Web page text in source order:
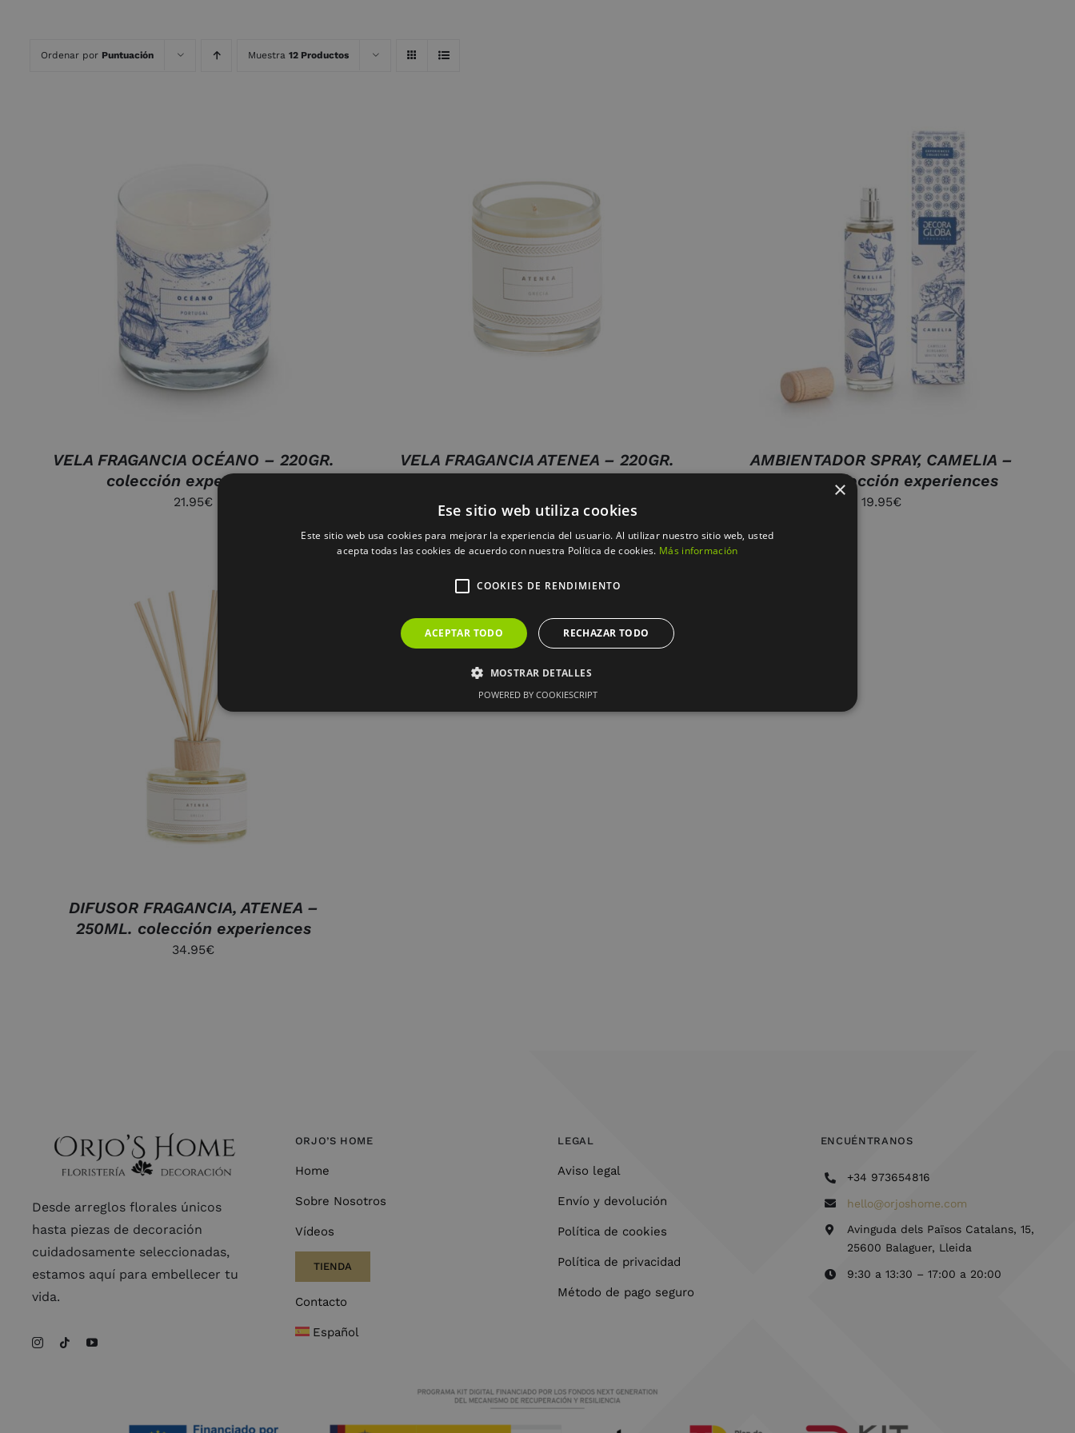
Ordenar por Puntuación Muestra 12 Productos
AÑADIR AL CARRITO / QUICK VIEW
VELA FRAGANCIA OCÉANO – 220GR.
colección experiences
21.95€
AÑADIR AL CARRITO
VELA FRAGANCIA ATENEA – 220GR.
21.95 €
AÑADIR AL CARRITO QUICK VIEW
AMBIENTADOR SPRAY, CAMELIA –
100ML. colección experiences
19.95€
AÑADIR AL CARRITO /
DIFUSOR FRAGANCIA, ATENEA –
250ML. colección experiences
34.95€
Desde arreglos florales únicos
hasta piezas de decoración
cuidadosamente seleccionadas,
estamos aquí para embellecer tu
vida.
ORJO’S HOME
Home
Sobre Nosotros
Vídeos
TIENDA
Contacto
Español
LEGAL
Aviso legal
Envío y devolución
Política de cookies
Política de privacidad
Método de pago seguro
ENCUÉNTRANOS
+34 973654816
hello@orjoshome.com
Avinguda dels Països Catalans, 15,
25600 Balaguer, Lleida
9:30 a 13:30 – 17:00 a 20:00
×
Ese sitio web utiliza cookies
Este sitio web usa cookies para mejorar la experiencia del usuario. Al utilizar nuestro sitio web, usted
acepta todas las cookies de acuerdo con nuestra Política de cookies. Más información
COOKIES DE RENDIMIENTO
ACEPTAR TODO RECHAZAR TODO
MOSTRAR DETALLES
POWERED BY COOKIESCRIPT